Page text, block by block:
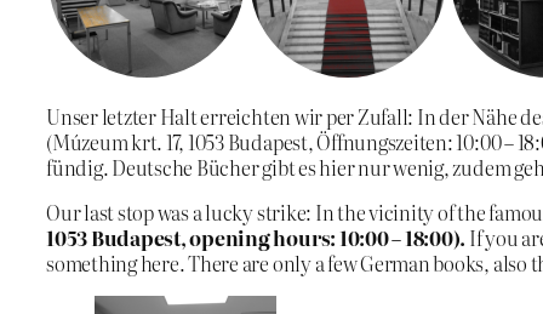
Unser letzter Halt erreichten wir per Zufall: In der Nähe
(Múzeum krt. 17, 1053 Budapest, Öffnungszeiten: 10:00 –
fündig. Deutsche Bücher gibt es hier nur wenig, zudem
Our last stop was a lucky strike: In the vicinity of the
1053 Budapest, opening hours: 10:00 – 18:00). If you
something here. There are only a few German books, also